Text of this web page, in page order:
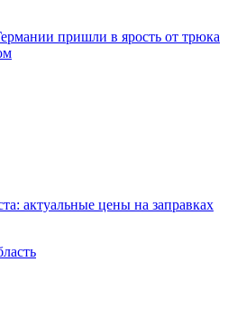
пришли в ярость от трюка
актуальные цены на заправках